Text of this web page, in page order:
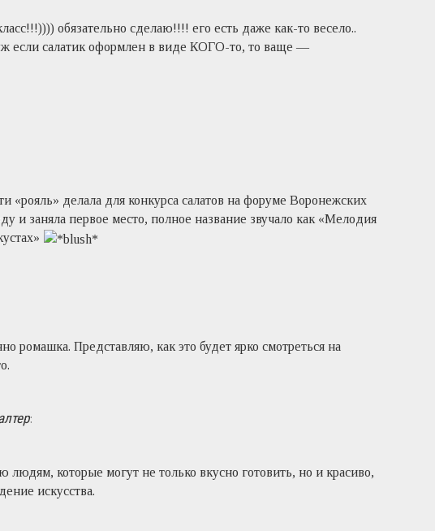
обязательно сделаю!!!! его есть даже как-то весело..
если салатик оформлен в виде КОГО-то, то ваще —
«рояль» делала для конкурса салатов на форуме Воронежских
и заняла первое место, полное название звучало как «Мелодия
ромашка. Представляю, как это будет ярко смотреться на
:
людям, которые могут не только вкусно готовить, но и красиво,
искусства.